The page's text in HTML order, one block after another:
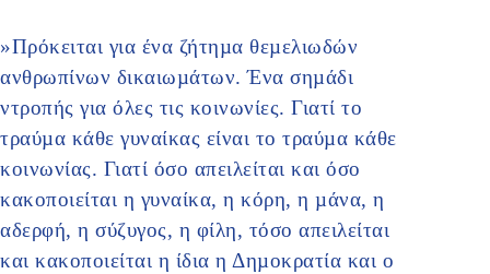
»Πρόκειται για ένα ζήτηµα θεµελιωδών
ανθρωπίνων δικαιωµάτων. Ένα σηµάδι
ντροπής για όλες τις κοινωνίες. Γιατί το
τραύµα κάθε γυναίκας είναι το τραύµα κάθε
κοινωνίας. Γιατί όσο απειλείται και όσο
κακοποιείται η γυναίκα, η κόρη, η µάνα, η
αδερφή, η σύζυγος, η φίλη, τόσο απειλείται
και κακοποιείται η ίδια η Δηµοκρατία και ο